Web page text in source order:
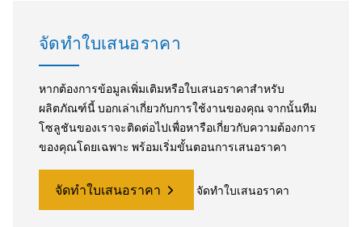
จัดทำใบเสนอราคา
หากต้องการข้อมูลเพิ่มเติมหรือใบเสนอราคาสำหรับ
ผลิตภัณฑ์นี้ บอกเล่าเกี่ยวกับการใช้งานของคุณ จากนั้นทีม
โซลูชันของเราจะติดต่อไปเพื่อหารือเกี่ยวกับความต้องการ
ของคุณโดยเฉพาะ พร้อมเริ่มขั้นตอนการเสนอราคา
จัดทำใบเสนอราคา จัดทำใบเสนอราคา